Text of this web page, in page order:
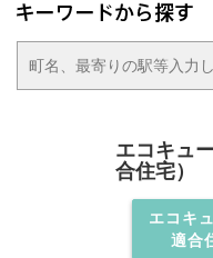
エコキュ
合住宅）
エコキ
適合